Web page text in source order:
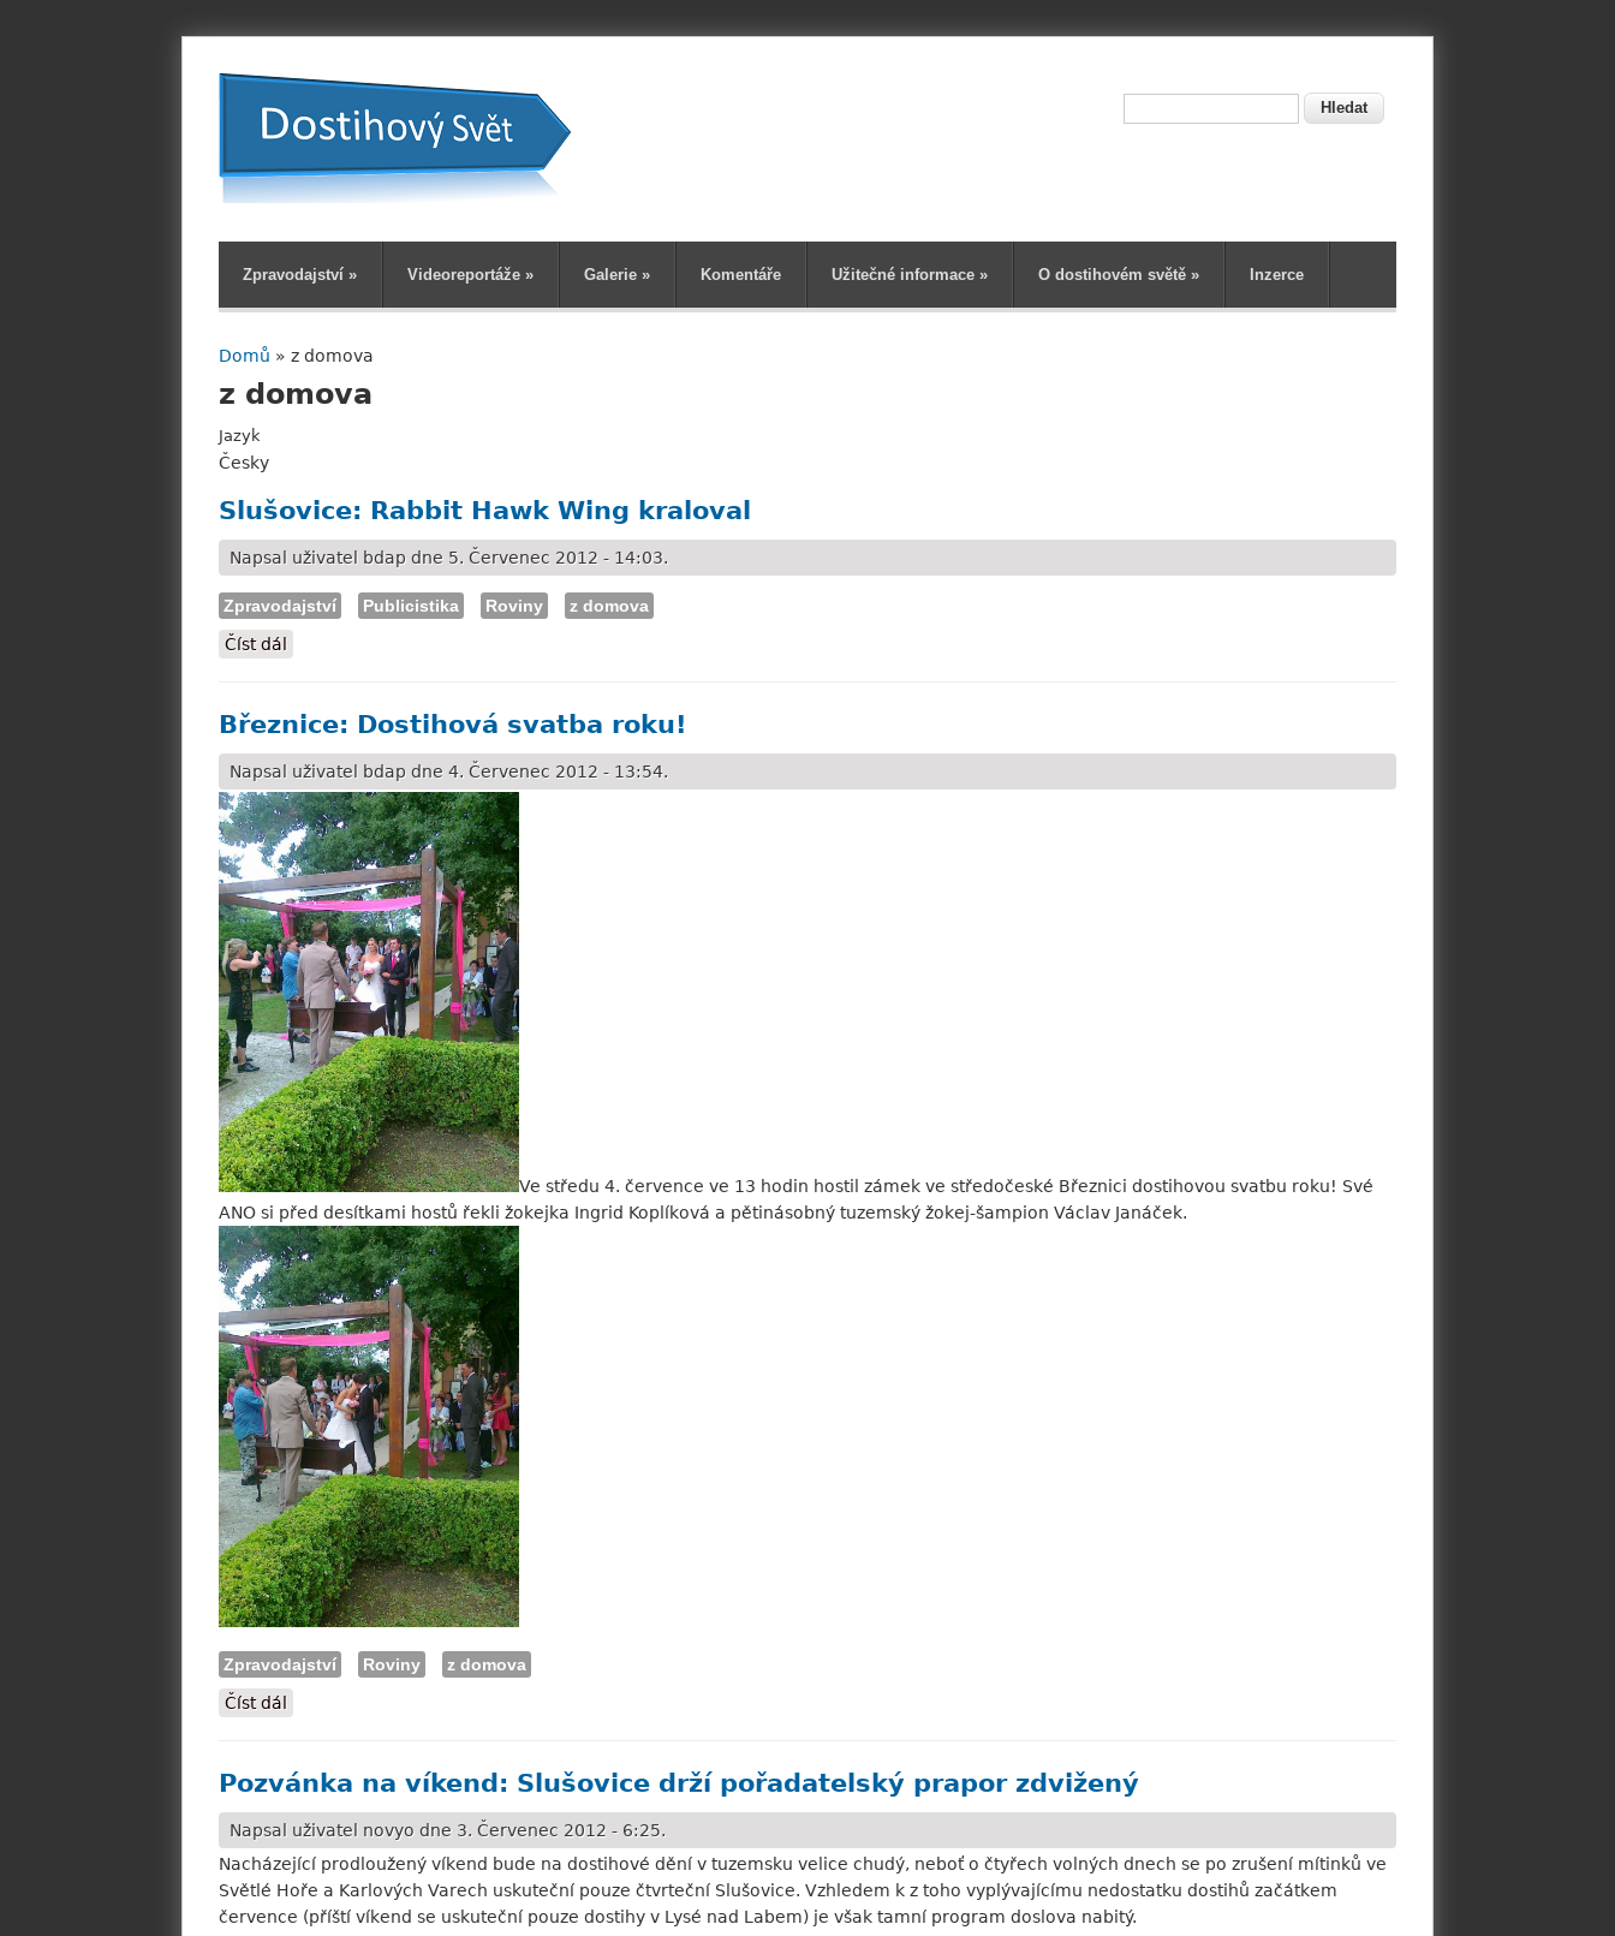
Zpravodajství » Videoreportáže » Galerie » Komentáře Užitečné informace » O dostihovém světě » Inzerce
Jste zde
Domů » z domova
z domova
Jazyk
Česky
Slušovice: Rabbit Hawk Wing kraloval
Napsal uživatel bdap dne 5. Červenec 2012 - 14:03.
Zpravodajství Publicistika Roviny
z domova
Číst dál
Březnice: Dostihová svatba roku!
Napsal uživatel bdap dne 4. Červenec 2012 - 13:54.
Ve středu 4. července ve 13 hodin hostil zámek ve středočeské Březnici dostihovou svatbu roku! Své
ANO si před desítkami hostů řekli žokejka Ingrid Koplíková a pětinásobný tuzemský žokej-šampion Václav Janáček.
Zpravodajství Roviny
z domova
Číst dál
Pozvánka na víkend: Slušovice drží pořadatelský prapor zdvižený
Napsal uživatel novyo dne 3. Červenec 2012 - 6:25.
Nacházející prodloužený víkend bude na dostihové dění v tuzemsku velice chudý, neboť o čtyřech volných dnech se po zrušení mítinků ve
Světlé Hoře a Karlových Varech uskuteční pouze čtvrteční Slušovice. Vzhledem k z toho vyplývajícímu nedostatku dostihů začátkem
července (příští víkend se uskuteční pouze dostihy v Lysé nad Labem) je však tamní program doslova nabitý.